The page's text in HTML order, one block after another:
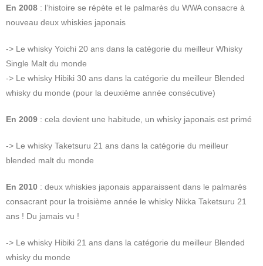
En 2008 : l’histoire se répète et le palmarès du WWA consacre à
nouveau deux whiskies japonais
-> Le whisky Yoichi 20 ans dans la catégorie du meilleur Whisky
Single Malt du monde
-> Le whisky Hibiki 30 ans dans la catégorie du meilleur Blended
whisky du monde (pour la deuxième année consécutive)
En 2009 : cela devient une habitude, un whisky japonais est primé
-> Le whisky Taketsuru 21 ans dans la catégorie du meilleur
blended malt du monde
En 2010 : deux whiskies japonais apparaissent dans le palmarès
consacrant pour la troisième année le whisky Nikka Taketsuru 21
ans ! Du jamais vu !
-> Le whisky Hibiki 21 ans dans la catégorie du meilleur Blended
whisky du monde